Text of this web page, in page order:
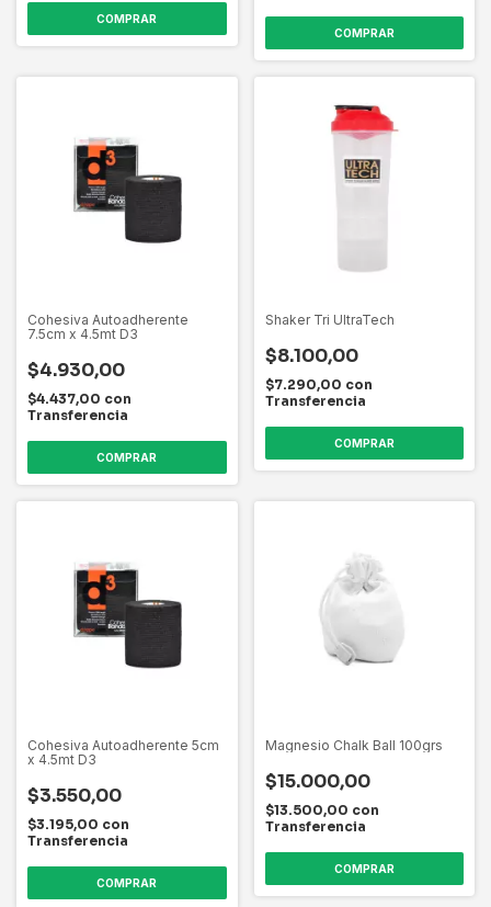
Cohesiva Autoadherente
7.5cm x 4.5mt D3
$4.930,00
$4.437,00 con
Transferencia
Shaker Tri UltraTech
$8.100,00
$7.290,00 con
Transferencia
Cohesiva Autoadherente 5cm
x 4.5mt D3
$3.550,00
$3.195,00 con
Transferencia
Magnesio Chalk Ball 100grs
$15.000,00
$13.500,00 con
Transferencia